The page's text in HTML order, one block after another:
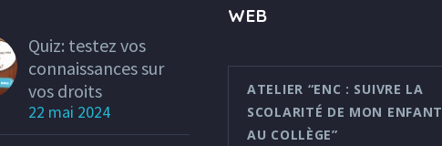
Quiz: testez vos
connaissances sur
vos droits
22 mai 2024
WEB
ATELIER “ENC : SUIVRE LA
SCOLARITÉ DE MON ENFANT
AU COLLÈGE”